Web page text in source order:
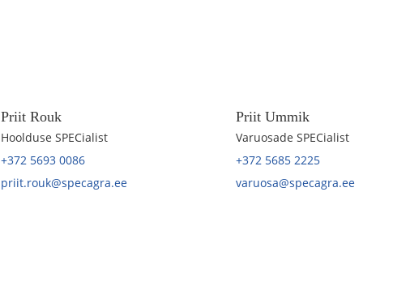
Priit Rouk
Hoolduse SPECialist
+372 5693 0086
priit.rouk@specagra.ee
Priit Ummik
Varuosade SPECialist
+372 5685 2225
varuosa@specagra.ee